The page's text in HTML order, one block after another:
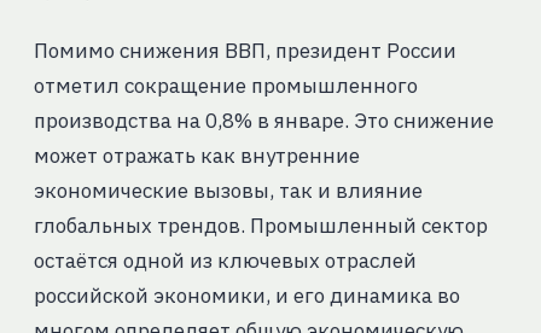
Помимо снижения ВВП, президент России
отметил сокращение промышленного
производства на 0,8% в январе. Это снижение
может отражать как внутренние
экономические вызовы, так и влияние
глобальных трендов. Промышленный сектор
остаётся одной из ключевых отраслей
российской экономики, и его динамика во